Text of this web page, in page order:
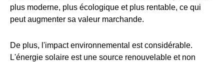
plus moderne, plus écologique et plus rentable, ce qui
peut augmenter sa valeur marchande.
De plus, l'impact environnemental est considérable.
L'énergie solaire est une source renouvelable et non